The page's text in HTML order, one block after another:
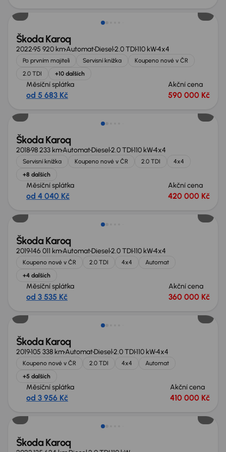
Škoda Karoq
202295 920 kmAutomatDiesel2.0 TDI110 kW4x4
Po prvním majiteli Servisní knížka
Koupeno nové v ČR
2.0 TDI
+10 dalších
Měsíční splátka
od 5 683 Kč
Akční cena
590 000 Kč
Škoda Karoq
201898 233 kmAutomatDiesel2.0 TDI110 kW4x4
Servisní knížka Koupeno nové v ČR 2.0 TDI
4x4
+8 dalších
Měsíční splátka
od 4 040 Kč
Akční cena
420 000 Kč
Škoda Karoq
2019146 011 kmAutomatDiesel2.0 TDI110 kW4x4
Koupeno nové v ČR 2.0 TDI 4x4
Automat
+4 dalších
Měsíční splátka
od 3 535 Kč
Akční cena
360 000 Kč
Zlevněno o 10 000 Kč
Škoda Karoq
2019105 338 kmAutomatDiesel2.0 TDI110 kW4x4
Koupeno nové v ČR 2.0 TDI 4x4
Automat
+5 dalších
Měsíční splátka
od 3 956 Kč
Akční cena
410 000 Kč
Škoda Karoq